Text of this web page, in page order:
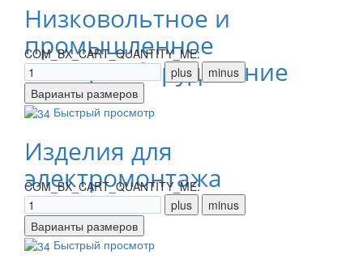
Низковольтное и
промышленное
электрооборудование
COM_BX_CART_QUANTITY_ME:
Быстрый просмотр
Изделия для
электромонтажа
COM_BX_CART_QUANTITY_ME:
Быстрый просмотр